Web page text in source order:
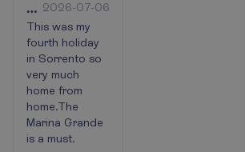
Sorrento
has
it
all.
2026-07-06
This was my
fourth holiday
in Sorrento so
very much
home from
home.The
Marina Grande
is a must.